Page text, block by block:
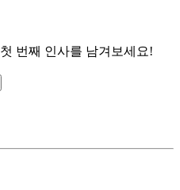
첫 번째 인사를 남겨보세요!